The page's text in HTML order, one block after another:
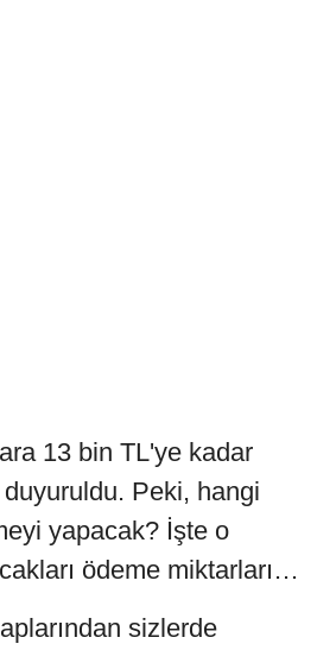
13 bin TL'ye kadar
Peki, hangi
yapacak? İşte o
ödeme miktarları…
sizlerde